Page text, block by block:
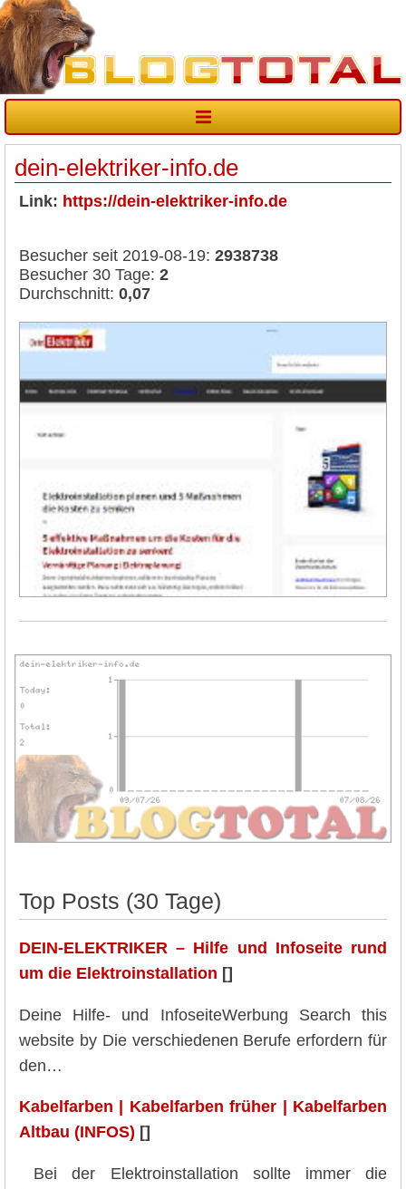
dein-elektriker-info.de
Link: https://dein-elektriker-info.de
Besucher seit 2019-08-19: 2938738
Besucher 30 Tage: 2
Durchschnitt: 0,07
Top Posts (30 Tage)
DEIN-ELEKTRIKER – Hilfe und Infoseite rund
um die Elektroinstallation []
Deine Hilfe- und InfoseiteWerbung Search this
website by Die verschiedenen Berufe erfordern für
den…
Kabelfarben | Kabelfarben früher | Kabelfarben
Altbau (INFOS) []
Bei der Elektroinstallation sollte immer die